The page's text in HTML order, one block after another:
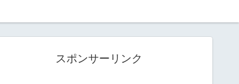
スポンサーリンク